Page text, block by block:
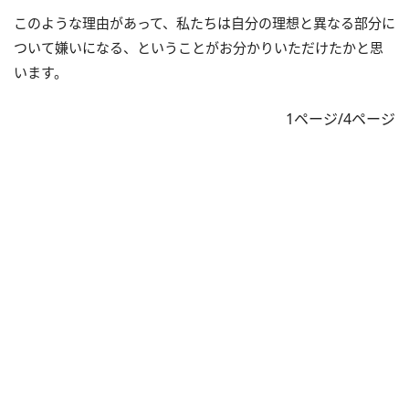
このような理由があって、私たちは自分の理想と異なる部分に
ついて嫌いになる、ということがお分かりいただけたかと思
います。
1ページ/4ページ